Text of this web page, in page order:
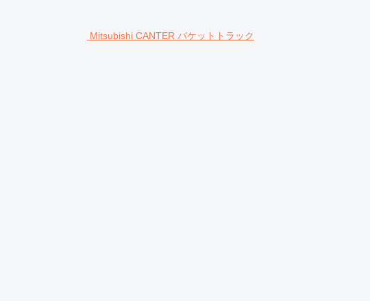
Mitsubishi CANTER バケットトラック